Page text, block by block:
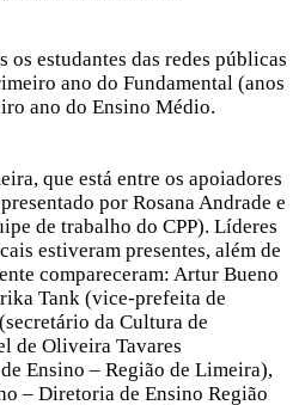
estudantes das redes públicas
ano do Fundamental (anos
ano do Ensino Médio.
que está entre os apoiadores
por Rosana Andrade e
de trabalho do CPP). Líderes
estiveram presentes, além de
compareceram: Artur Bueno
Tank (vice-prefeita de
da Cultura de
de Oliveira Tavares
Ensino – Região de Limeira),
– Diretoria de Ensino Região